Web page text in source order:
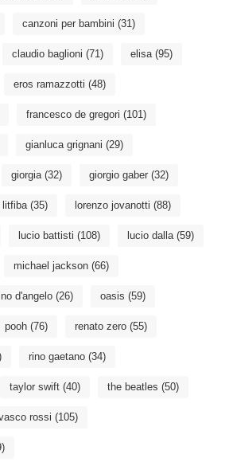
canzoni per bambini (31)
claudio baglioni (71) elisa(95)
eros ramazzotti (48)
francesco de gregori (101)
gianluca grignani (29)
giorgia(32) giorgio gaber(32)
litfiba(35) lorenzo jovanotti (88)
lucio battisti (108) lucio dalla(59)
michael jackson(66)
d'angelo(26) oasis (59)
pooh(76) renato zero(55)
rino gaetano(34)
taylor swift(40) the beatles (50)
rossi (105)